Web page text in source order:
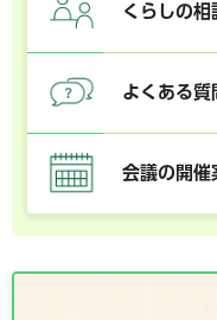
くらしの相
よくある質
会議の開催